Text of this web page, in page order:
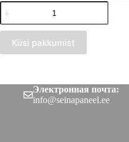
Количество
товара
Деревянная
Pähkel
16x30
Küsi pakkumist
Электронная почта:
info@seinapaneel.ee